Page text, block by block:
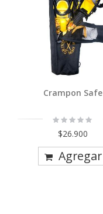
Crampon Safe
Rating:
$26.900
Agregar